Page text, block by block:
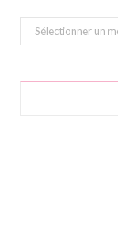
Archives